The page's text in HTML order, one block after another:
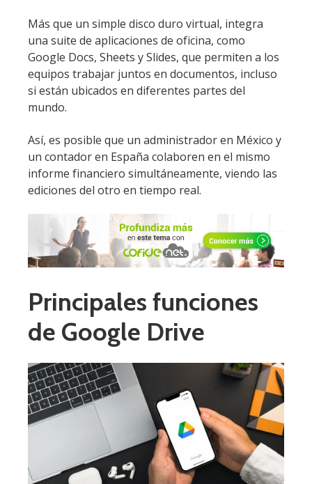
Más que un simple disco duro virtual, integra
una suite de aplicaciones de oficina, como
Google Docs, Sheets y Slides, que permiten a los
equipos trabajar juntos en documentos, incluso
si están ubicados en diferentes partes del
mundo.
Así, es posible que un administrador en México y
un contador en España colaboren en el mismo
informe financiero simultáneamente, viendo las
ediciones del otro en tiempo real.
Principales funciones
de Google Drive